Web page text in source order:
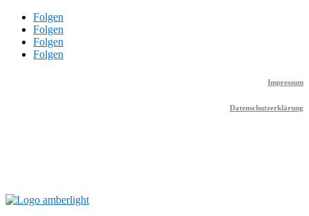
Folgen
Folgen
Folgen
Folgen
Impressum
Datenschutzerklärung